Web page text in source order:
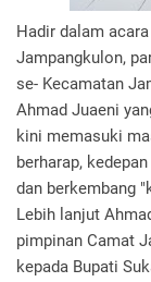
Hadir dalam
Jampangkulon,
se- Kecamatan
Ahmad Juaeni
kini memasuki
berharap,
dan berkembang
Lebih lanjut
pimpinan Camat
kepada Bupati